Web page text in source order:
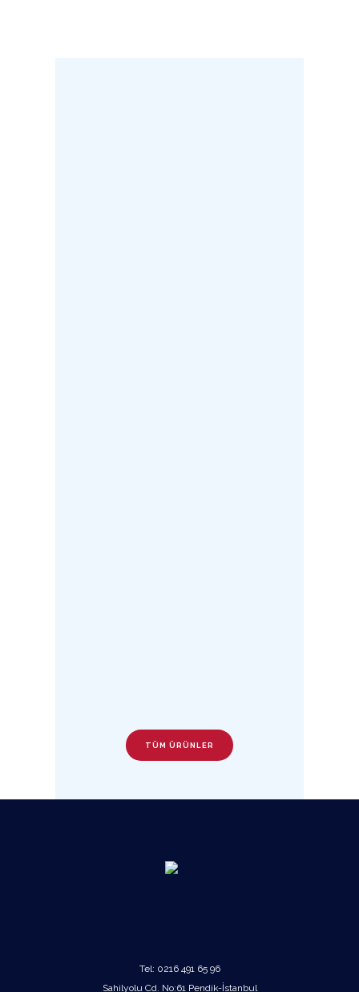
TÜM ÜRÜNLER
Tel: 0216 491 65 96
Sahilyolu Cd. No:61 Pendik-İstanbul